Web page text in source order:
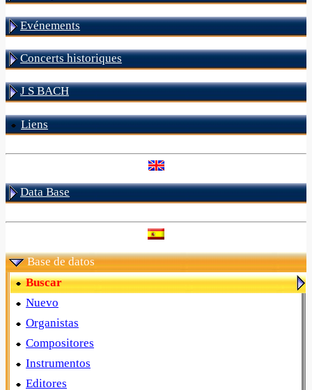
Evénements
Concerts historiques
J S BACH
Liens
Data Base
Base de datos
Buscar
Nuevo
Organistas
Compositores
Instrumentos
Editores